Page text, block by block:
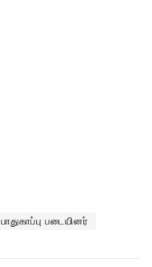
பாதுகாப்பு படையினர்